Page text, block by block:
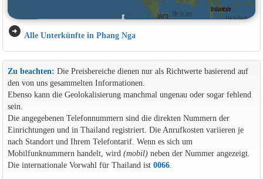
arrow_circle_right Alle Unterkünfte in Phang Nga
Zu beachten: Die Preisbereiche dienen nur als Richtwerte basierend auf
den von uns gesammelten Informationen.
Ebenso kann die Geolokalisierung manchmal ungenau oder sogar fehlend
sein.
Die angegebenen Telefonnummern sind die direkten Nummern der
Einrichtungen und in Thailand registriert. Die Anrufkosten variieren je
nach Standort und Ihrem Telefontarif. Wenn es sich um
Mobilfunknummern handelt, wird (mobil)neben der Nummer angezeigt.
Die internationale Vorwahl für Thailand ist 0066.